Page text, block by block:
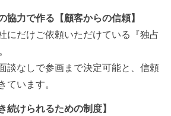
力で作る【顧客からの信頼】
にだけご依頼いただけている『独占
談なしで参画まで決定可能と、信頼
ています。
けられるための制度】